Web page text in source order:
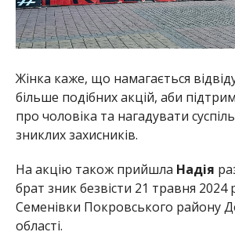
Жінка каже, що намагається
більше подібних акцій, аби
про чоловіка та нагадувати
зниклих захисників.
На акцію також прийшла Надія
брат зник безвісти 21 травня 2024
Семенівки Покровського району
області.